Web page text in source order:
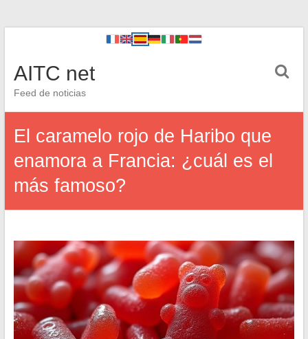
AITC net
Feed de noticias
El caramelo rojo de Haribo que
enamora a Francia: ¿cuál es el
más famoso?